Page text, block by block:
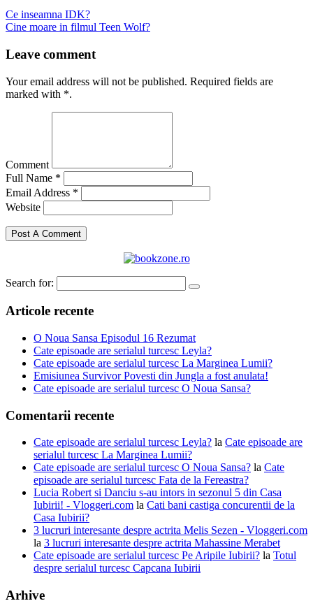
Ce inseamna IDK?
Cine moare in filmul Teen Wolf?
Leave comment
Your email address will not be published. Required fields are
marked with *.
Comment
Full Name *
Email Address *
Website
Search for:
Articole recente
O Noua Sansa Episodul 16 Rezumat
Cate episoade are serialul turcesc Leyla?
Cate episoade are serialul turcesc La Marginea Lumii?
Emisiunea Survivor Povesti din Jungla a fost anulata!
Cate episoade are serialul turcesc O Noua Sansa?
Comentarii recente
Cate episoade are serialul turcesc Leyla? la Cate episoade are
serialul turcesc La Marginea Lumii?
Cate episoade are serialul turcesc O Noua Sansa? la Cate
episoade are serialul turcesc Fata de la Fereastra?
Lucia Robert si Danciu s-au intors in sezonul 5 din Casa
Iubirii! - Vloggeri.com la Cati bani castiga concurentii de la
Casa Iubirii?
3 lucruri interesante despre actrita Melis Sezen - Vloggeri.com
la 3 lucruri interesante despre actrita Mahassine Merabet
Cate episoade are serialul turcesc Pe Aripile Iubirii? la Totul
despre serialul turcesc Capcana Iubirii
Arhive